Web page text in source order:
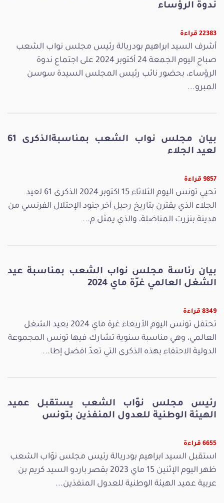
ندوة الرؤساء
22383 قراءة
أشرف السيد ابراهيم بودربالة رئيس مجلس نواب الشعب
صباح اليوم الجمعة 24 أكتوبر 2024 على اجتماع ندوة
الرؤساء، بحضور نائب رئيس المجلس السيدة سوسن
المبرو...
بيان مجلس نواب الشعب بمناسبةالذكرى 61
لعيد الجلاء
9857 قراءة
تحيي تونس اليوم الثلاثاء 15 اكتوبر 2024 الذكرى 61 لعيد
الجلاء الذي يقترن بتاريخ رحيل آخر جنود الإحتلال الفرنسي من
مدينة بنزرت المناضلة، والذي يمثل م...
بيان رئاسة مجلس نواب الشعب بمناسبة عيد
الشغل العالمي غرّة ماي 2024
8349 قراءة
تحتفل تونس اليوم الأربعاء غرة ماي 2024 بعيد الشغل
العالمي، وهي مناسبة سنوية تشارك فيها تونس المجموعة
الدولية الاحتفاء بهذه الذكرى التي تعدّ افضل إطا...
رئيس مجلس نوّاب الشعب يستقبل عميد
الهيئة الوطنية للعدول المنفذين بتونس
6655 قراءة
استقبل السيد ابراهيم بودربالة رئيس مجلس نوّاب الشعب
ظهر اليوم الإثنين 15 ماي 2023 بقصر باردو السيد كريم بن
عربية عميد الهيئة الوطنية للعدول المنفذين...